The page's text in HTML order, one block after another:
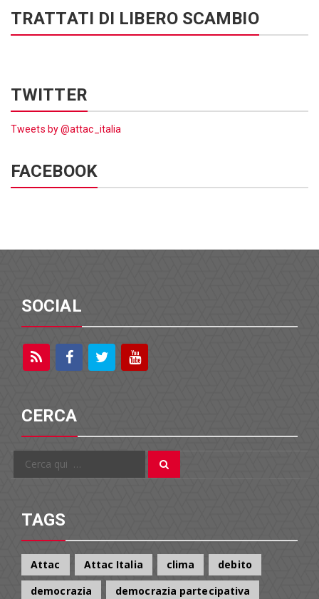
TRATTATI DI LIBERO SCAMBIO
TWITTER
Tweets by @attac_italia
FACEBOOK
SOCIAL
CERCA
Cerca
TAGS
Attac Attac Italia clima
debito
democrazia
democrazia partecipativa